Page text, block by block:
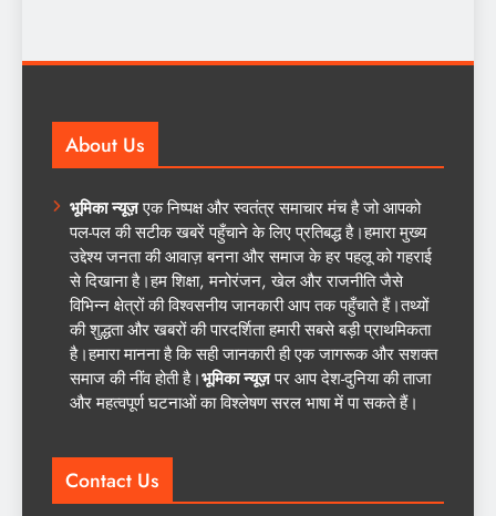
About Us
भूमिका न्यूज़एक निष्पक्ष और स्वतंत्र समाचार मंच है जो आपको
पल-पल की सटीक खबरें पहुँचाने के लिए प्रतिबद्ध है।हमारा मुख्य
उद्देश्य जनता की आवाज़ बनना और समाज के हर पहलू को गहराई
से दिखाना है।हम शिक्षा, मनोरंजन, खेल और राजनीति जैसे
विभिन्न क्षेत्रों की विश्वसनीय जानकारी आप तक पहुँचाते हैं।तथ्यों
की शुद्धता और खबरों की पारदर्शिता हमारी सबसे बड़ी प्राथमिकता
है।हमारा मानना है कि सही जानकारी ही एक जागरूक और सशक्त
समाज की नींव होती है।भूमिका न्यूज़पर आप देश-दुनिया की ताजा
और महत्वपूर्ण घटनाओं का विश्लेषण सरल भाषा में पा सकते हैं।
Contact Us